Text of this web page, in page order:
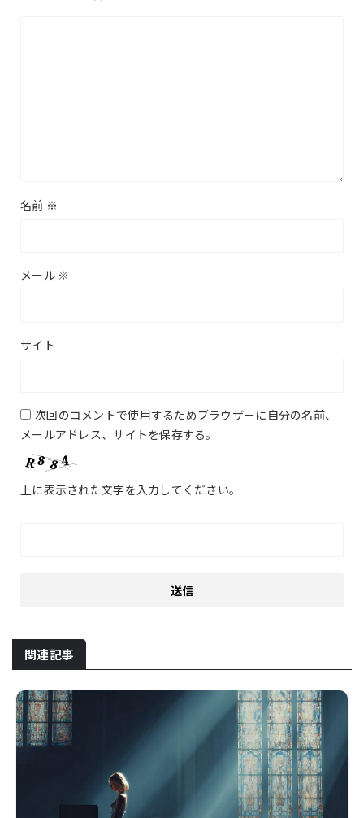
名前 ※
メール ※
サイト
次回のコメントで使用するためブラウザーに自分の名前、
メールアドレス、サイトを保存する。
上に表示された文字を入力してください。
関連記事